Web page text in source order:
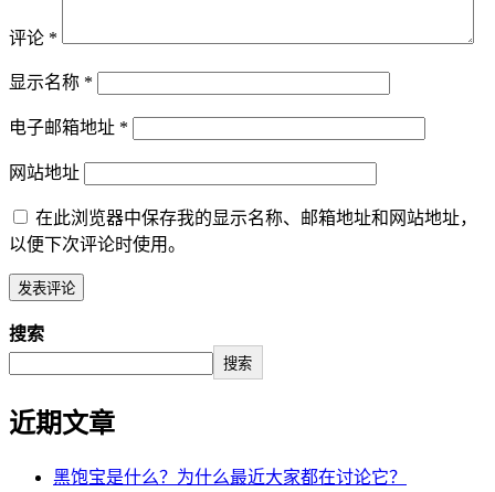
评论 *
显示名称 *
电子邮箱地址 *
网站地址
在此浏览器中保存我的显示名称、邮箱地址和网站地址，
以便下次评论时使用。
搜索
搜索
近期文章
黑饱宝是什么？为什么最近大家都在讨论它？